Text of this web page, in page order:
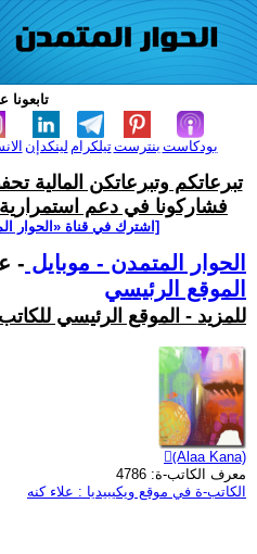
تابعونا
لينكدإن تيلكرامبنترست بودكاست
تبرعاتكم وتبرعاتكن المالية
فشاركونا في دعم استمرارية
[اشترك في قناة ‫«الحوار
الحوار المتمدن - موبايل -
الموقع الرئيسي
للمزيد - الموقع الرئيسي
(ِAlaa Kana)
معرف الكاتب-ة: 4786
الكاتب-ة في موقع ويكيبيديا : علاء كنه